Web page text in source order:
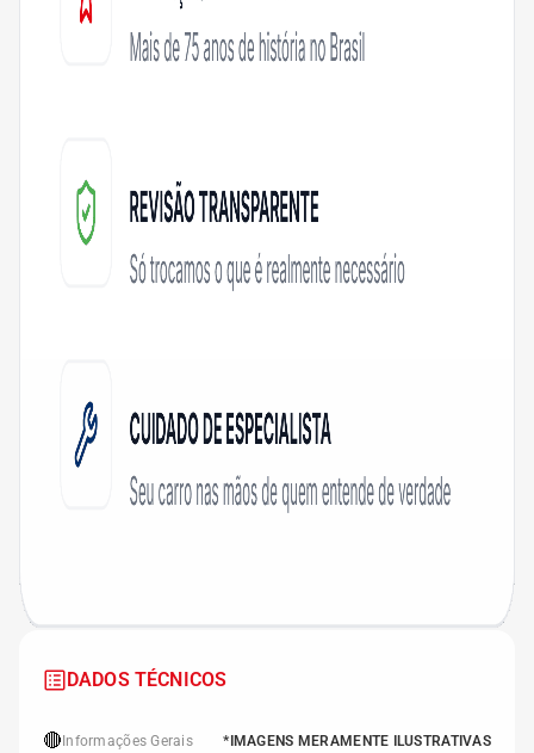
DADOS TÉCNICOS
🔴 Informações Gerais *IMAGENS MERAMENTE ILUSTRATIVAS